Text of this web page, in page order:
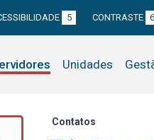
5 CONTRASTE 6
Unidades
Contatos